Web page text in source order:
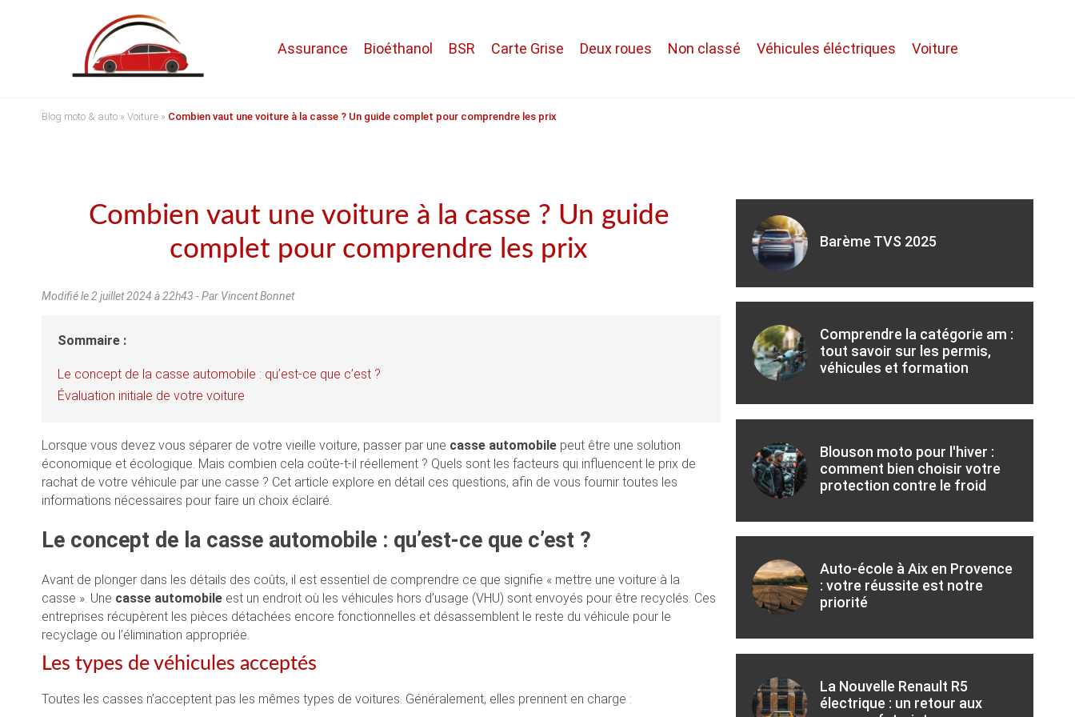
Assurance Bioéthanol BSR Carte Grise Deux roues Non classé Véhicules éléctriques Voiture
Blog moto & auto » Voiture » Combien vaut une voiture à la casse ? Un guide complet pour comprendre les prix
Combien vaut une voiture à la casse ? Un guide
complet pour comprendre les prix
Modifié le2 juillet 2024 à 22h43 - Par Vincent Bonnet
Sommaire :
Le concept de la casse automobile : qu’est-ce que c’est ?
Évaluation initiale de votre voiture
Lorsque vous devez vous séparer de votre vieille voiture, passer par une casse automobile peut être une solution
économique et écologique. Mais combien cela coûte-t-il réellement ? Quels sont les facteurs qui influencent le prix de
rachat de votre véhicule par une casse ? Cet article explore en détail ces questions, afin de vous fournir toutes les
informations nécessaires pour faire un choix éclairé.
Le concept de la casse automobile : qu’est-ce que c’est ?
Avant de plonger dans les détails des coûts, il est essentiel de comprendre ce que signifie « mettre une voiture à la
casse ». Une casse automobile est un endroit où les véhicules hors d’usage (VHU) sont envoyés pour être recyclés. Ces
entreprises récupèrent les pièces détachées encore fonctionnelles et désassemblent le reste du véhicule pour le
recyclage ou l’élimination appropriée.
Les types de véhicules acceptés
Toutes les casses n’acceptent pas les mêmes types de voitures. Généralement, elles prennent en charge :
Barème TVS 2025
Comprendre la catégorie am :
tout savoir sur les permis,
véhicules et formation
Blouson moto pour l'hiver :
comment bien choisir votre
protection contre le froid
Auto-école à Aix en Provence
: votre réussite est notre
priorité
La Nouvelle Renault R5
électrique : un retour aux